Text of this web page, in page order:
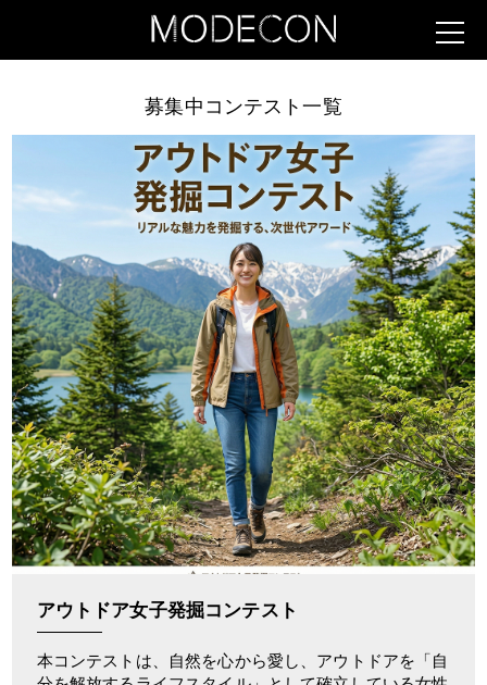
募集中コンテスト一覧
アウトドア女子発掘コンテスト
本コンテストは、自然を心から愛し、アウトドアを「自